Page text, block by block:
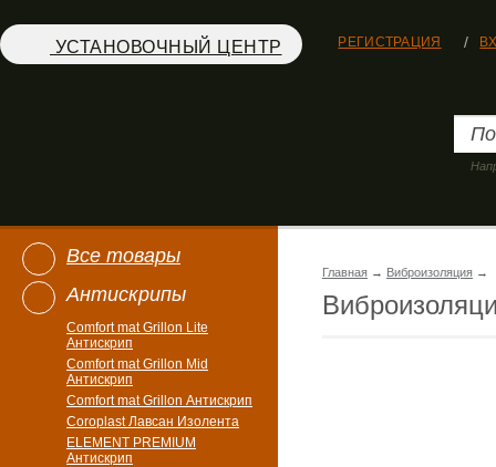
УСТАНОВОЧНЫЙ ЦЕНТР РЕГИСТРАЦИЯ
Все товары
Антискрипы
Comfort mat Grillon Lite
Антискрип
Comfort mat Grillon Mid
Антискрип
Comfort mat Grillon Антискрип
Coroplast Лавсан Изолента
ELEMENT PREMIUM
Антискрип
Главная → Виброизоляция →